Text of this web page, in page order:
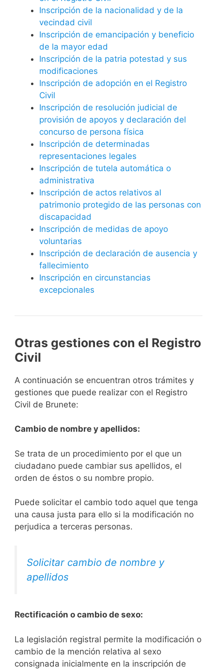
Inscripción de la nacionalidad y de la
vecindad civil
Inscripción de emancipación y beneficio
de la mayor edad
Inscripción de la patria potestad y sus
modificaciones
Inscripción de adopción en el Registro
Civil
Inscripción de resolución judicial de
provisión de apoyos y declaración del
concurso de persona física
Inscripción de determinadas
representaciones legales
Inscripción de tutela automática o
administrativa
Inscripción de actos relativos al
patrimonio protegido de las personas con
discapacidad
Inscripción de medidas de apoyo
voluntarias
Inscripción de declaración de ausencia y
fallecimiento
Inscripción en circunstancias
excepcionales
Otras gestiones con el Registro
Civil
A continuación se encuentran otros trámites y
gestiones que puede realizar con el Registro
Civil de Brunete:
Cambio de nombre y apellidos:
Se trata de un procedimiento por el que un
ciudadano puede cambiar sus apellidos, el
orden de éstos o su nombre propio.
Puede solicitar el cambio todo aquel que tenga
una causa justa para ello si la modificación no
perjudica a terceras personas.
Solicitar cambio de nombre y
apellidos
Rectificación o cambio de sexo:
La legislación registral permite la modificación o
cambio de la mención relativa al sexo
consignada inicialmente en la inscripción de